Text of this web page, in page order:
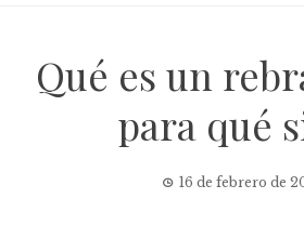
Qué es un
para qué
16 de febrero de